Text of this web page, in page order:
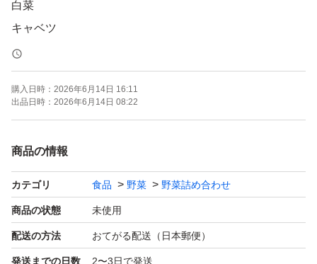
白菜
キャベツ
きゅうり
ベビーコーン
ズッキーニ
ミニ大根
ほうれん草
小松菜
京水菜
二十日大根（ラデッシュ)
購入日時： 2026年6月14日 16:11
出品日時： 2026年6月14日 08:22
商品の情報
カテゴリ 食品 野菜 野菜詰め合わせ
商品の状態 未使用
配送の方法 おてがる配送（日本郵便）
発送までの日数 2〜3日で発送